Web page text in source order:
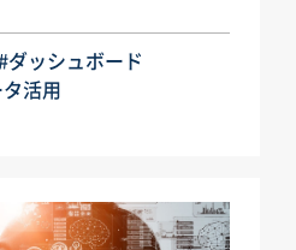
ダッシュボード
活用